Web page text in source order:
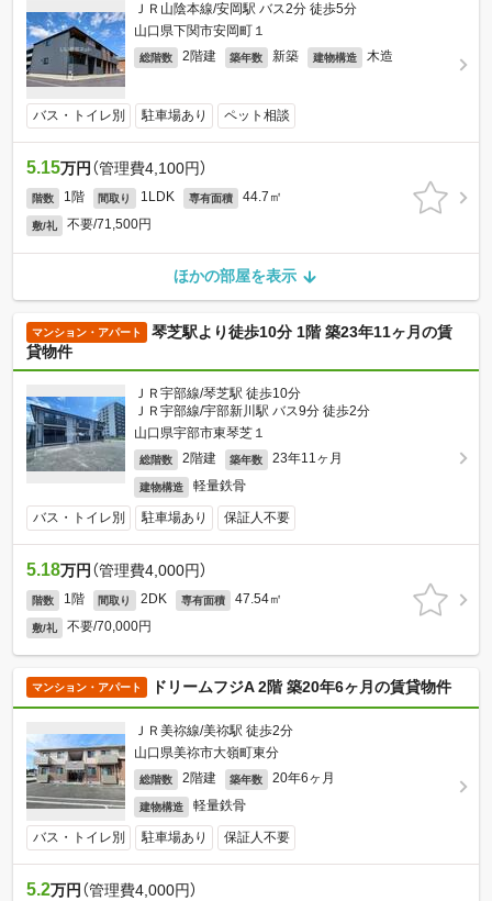
ＪＲ山陰本線/安岡駅 バス2分 徒歩5分
山口県下関市安岡町１
総階数 2階建 築年数 新築 建物構造 木造
バス・トイレ別 駐車場あり ペット相談
5.15万円 （管理費4,100円）
階数 1階 間取り 1LDK 専有面積 44.7㎡
敷/礼 不要/71,500円
ほかの部屋を表示
マンション・アパート
琴芝駅より徒歩10分 1階 築23年11ヶ月の賃
貸物件
ＪＲ宇部線/琴芝駅 徒歩10分
ＪＲ宇部線/宇部新川駅 バス9分 徒歩2分
山口県宇部市東琴芝１
総階数 2階建 築年数 23年11ヶ月
建物構造 軽量鉄骨
バス・トイレ別 駐車場あり 保証人不要
5.18万円 （管理費4,000円）
階数 1階 間取り 2DK 専有面積 47.54㎡
敷/礼 不要/70,000円
マンション・アパート ドリームフジA 2階 築20年6ヶ月の賃貸物件
ＪＲ美祢線/美祢駅 徒歩2分
山口県美祢市大嶺町東分
総階数 2階建 築年数 20年6ヶ月
建物構造 軽量鉄骨
バス・トイレ別 駐車場あり 保証人不要
5.2万円 （管理費4,000円）